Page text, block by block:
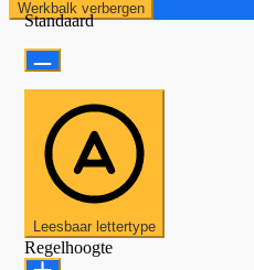
Werkbalk verbergen
Standaard
Leesbaar lettertype
Regelhoogte